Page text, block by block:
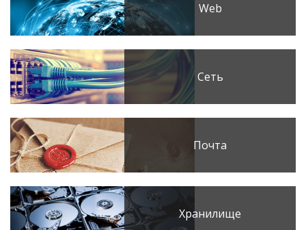
Web
Сеть
Почта
Хранилище